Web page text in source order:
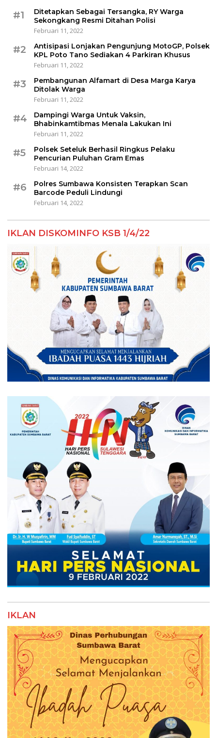
#1
Ditetapkan Sebagai Tersangka, RY Warga
Sekongkang Resmi Ditahan Polisi
Februari 11, 2022
#2
Antisipasi Lonjakan Pengunjung MotoGP, Polsek
KPL Poto Tano Sediakan 4 Parkiran Khusus
Februari 11, 2022
#3
Pembangunan Alfamart di Desa Marga Karya
Ditolak Warga
Februari 11, 2022
#4
Dampingi Warga Untuk Vaksin,
Bhabinkamtibmas Menala Lakukan Ini
Februari 11, 2022
#5
Polsek Seteluk Berhasil Ringkus Pelaku
Pencurian Puluhan Gram Emas
Februari 14, 2022
#6
Polres Sumbawa Konsisten Terapkan Scan
Barcode Peduli Lindungi
Februari 14, 2022
IKLAN DISKOMINFO KSB 1/4/22
IKLAN